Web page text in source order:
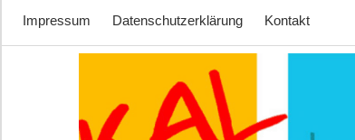
Impressum Datenschutzerklärung Kontakt
Zum
springen